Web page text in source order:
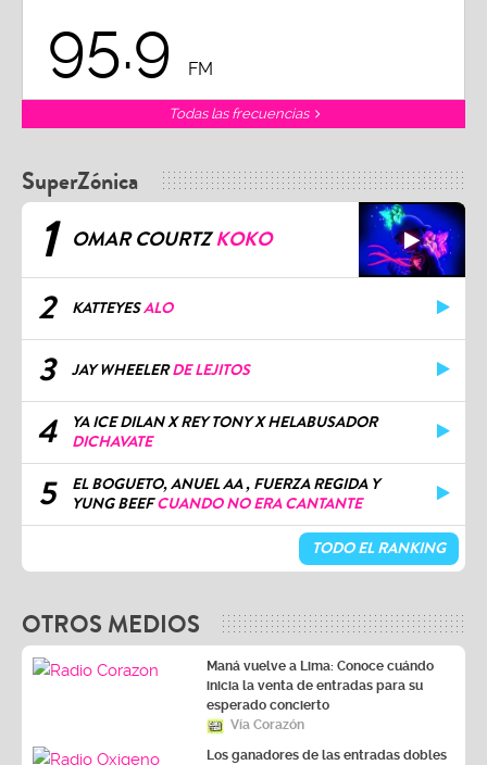
95.9 FM
Todas las frecuencias
SuperZónica
1 OMAR COURTZKOKO
2 KATTEYESALO
3 JAY WHEELERDE LEJITOS
4
YA ICE DILAN X REY TONY X HELABUSADOR
DICHAVATE
5
EL BOGUETO, ANUEL AA , FUERZA REGIDA Y
YUNG BEEFCUANDO NO ERA CANTANTE
TODO EL RANKING
OTROS MEDIOS
Maná vuelve a Lima: Conoce cuándo
inicia la venta de entradas para su
esperado concierto
Vía Corazón
Los ganadores de las entradas dobles